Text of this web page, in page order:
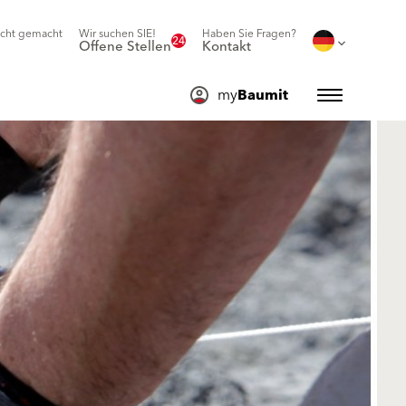
gemacht Wir suchen SIE!
Offene Stellen24 Haben Sie Fragen?
Kontakt
myBaumit